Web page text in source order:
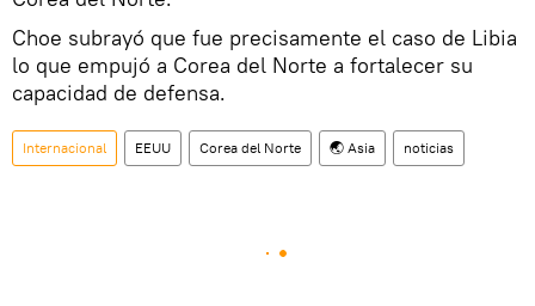
Choe subrayó que fue precisamente el caso de Libia
lo que empujó a Corea del Norte a fortalecer su
capacidad de defensa.
Internacional EEUU Corea del Norte 🌏 Asia noticias